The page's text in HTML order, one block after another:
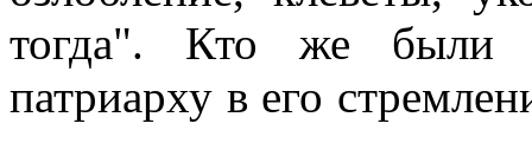
тогда". Кто же были
патриарху в его